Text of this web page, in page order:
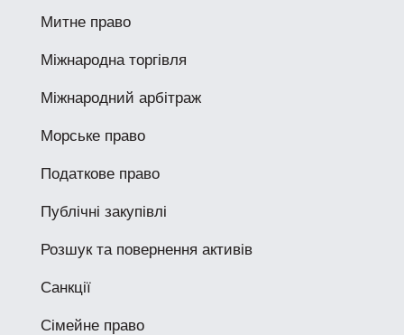
Митне право
Міжнародна торгівля
Міжнародний арбітраж
Морське право
Податкове право
Публічні закупівлі
Розшук та повернення активів
Санкції
Сімейне право